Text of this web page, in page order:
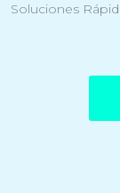
Soluciones